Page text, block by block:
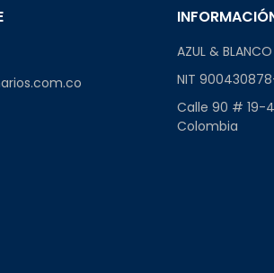
AZUL &
NIT
Calle 90 # 19-
Colombia